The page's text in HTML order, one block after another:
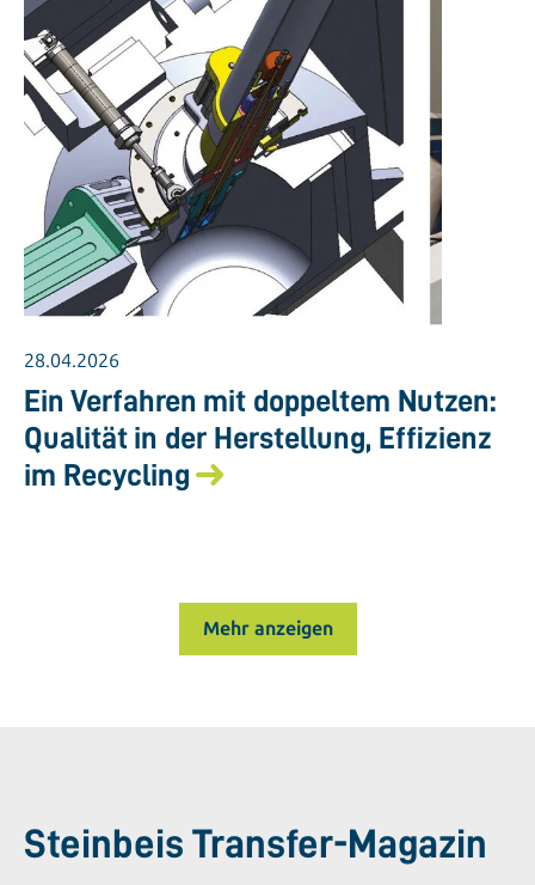
28.04.2026
Ein Verfahren mit doppeltem Nutzen:
Qualität in der Herstellung, Effizienz
im Recycling
Mehr anzeigen
Steinbeis Transfer-Magazin